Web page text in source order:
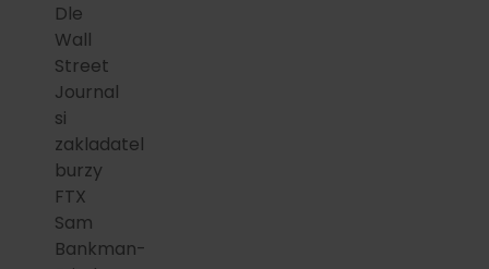
Dle
Wall
Street
Journal
si
zakladatel
burzy
FTX
Sam
Bankman-